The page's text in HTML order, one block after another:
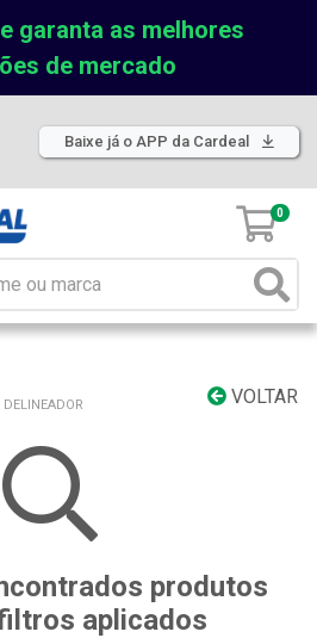
garanta as melhores
de mercado
Baixe já o APP da Cardeal
0
VOLTAR
DELINEADOR
produtos
aplicados